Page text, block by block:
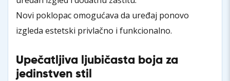
Novi poklopac omogućava da uređaj ponovo
izgleda estetski privlačno i funkcionalno.
Upečatljiva ljubičasta boja za
jedinstven stil